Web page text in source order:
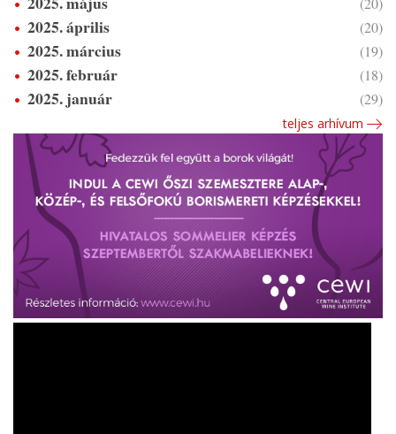
2025. április (20)
2025. március (19)
2025. február (18)
2025. január (29)
teljes arhívum